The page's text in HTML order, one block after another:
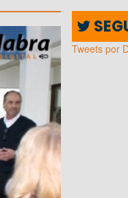
Tweets por